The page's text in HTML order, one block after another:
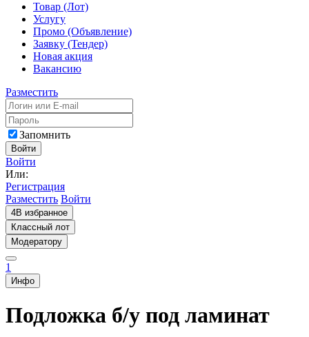
Товар (Лот)
Услугу
Промо (Объявление)
Заявку (Тендер)
Новая акция
Вакансию
Разместить
Запомнить
Войти
Войти
Или:
Регистрация
Разместить Войти
4В избранное
Классный лот
Модератору
1
Инфо
Подложка б/у под ламинат